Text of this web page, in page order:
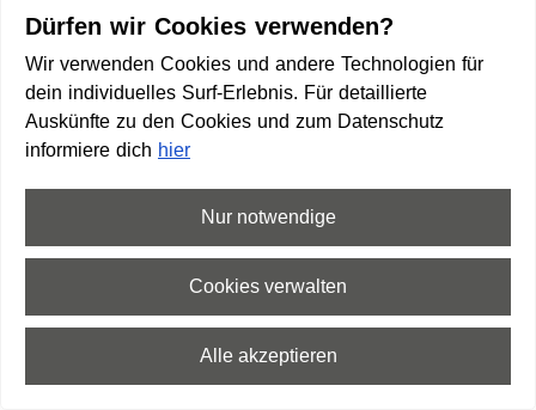
Maschseefest Hannover
HEUTE (12:00 - 00:00)
1 min 10min
Umstiege
Max. 2 Umstiege
Min. / Max. Reisezeit
Anwenden
Vollbild
Dürfen wir Cookies verwenden?
Wir verwenden Cookies und andere Technologien für
dein individuelles Surf-Erlebnis. Für detaillierte
Auskünfte zu den Cookies und zum Datenschutz
informiere dich hier
Nur notwendige
Cookies verwalten
Alle akzeptieren